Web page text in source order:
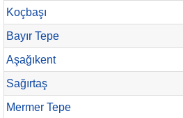
Koçbaşı
Bayır Tepe
Aşağıkent
Sağırtaş
Mermer Tepe